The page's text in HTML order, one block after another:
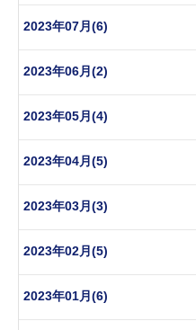
2023年07月(6)
2023年06月(2)
2023年05月(4)
2023年04月(5)
2023年03月(3)
2023年02月(5)
2023年01月(6)